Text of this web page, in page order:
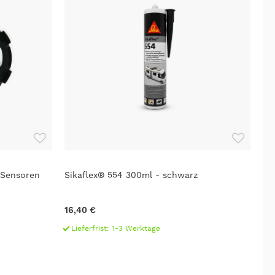
Sikaflex® 554 300ml - schwarz
16,40 €
Lieferfrist: 1-3 Werktage